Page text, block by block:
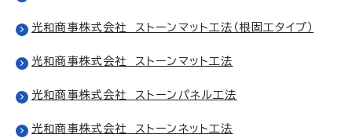
光和商事株式会社 ストーンマット工法（根固工タイプ）
光和商事株式会社 ストーンマット工法
光和商事株式会社 ストーンパネル工法
光和商事株式会社 ストーンネット工法